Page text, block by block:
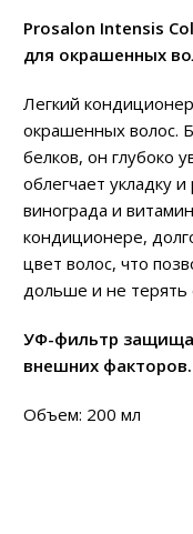
Prosalon Intensis
для окрашенных
Легкий
окрашенных волос.
белков, он глубоко
облегчает укладку
винограда и
кондиционере,
цвет волос, что
дольше и не терять
УФ-фильтр
внешних факторов.
Объем: 200 мл